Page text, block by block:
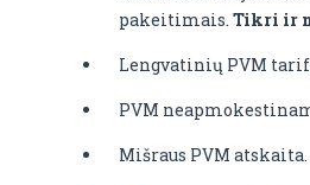
pakeitimais. Tikri ir
Lengvatinių PVM
PVM
Mišraus PVM atskaita.